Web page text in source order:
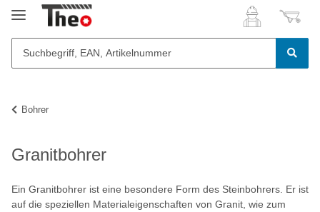
Bohrer
Granitbohrer
Ein Granitbohrer ist eine besondere Form des Steinbohrers. Er ist
auf die speziellen Materialeigenschaften von Granit, wie zum